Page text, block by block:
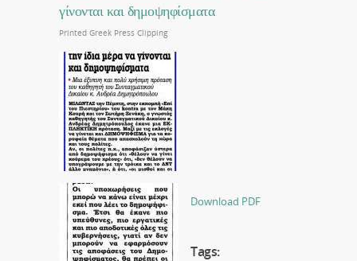
γίνονται και δημοψηφίσματα
Printed Greek Press Clipping
Download PDF
Tags: